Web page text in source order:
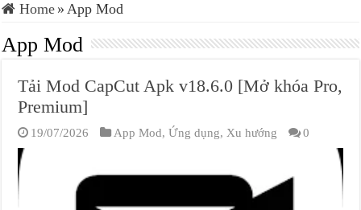
Home » App Mod
App Mod
Tải Mod CapCut Apk v18.6.0 [Mở khóa Pro,
Premium]
19/07/2026 App Mod,Ứng dụng, Xu hướng 0